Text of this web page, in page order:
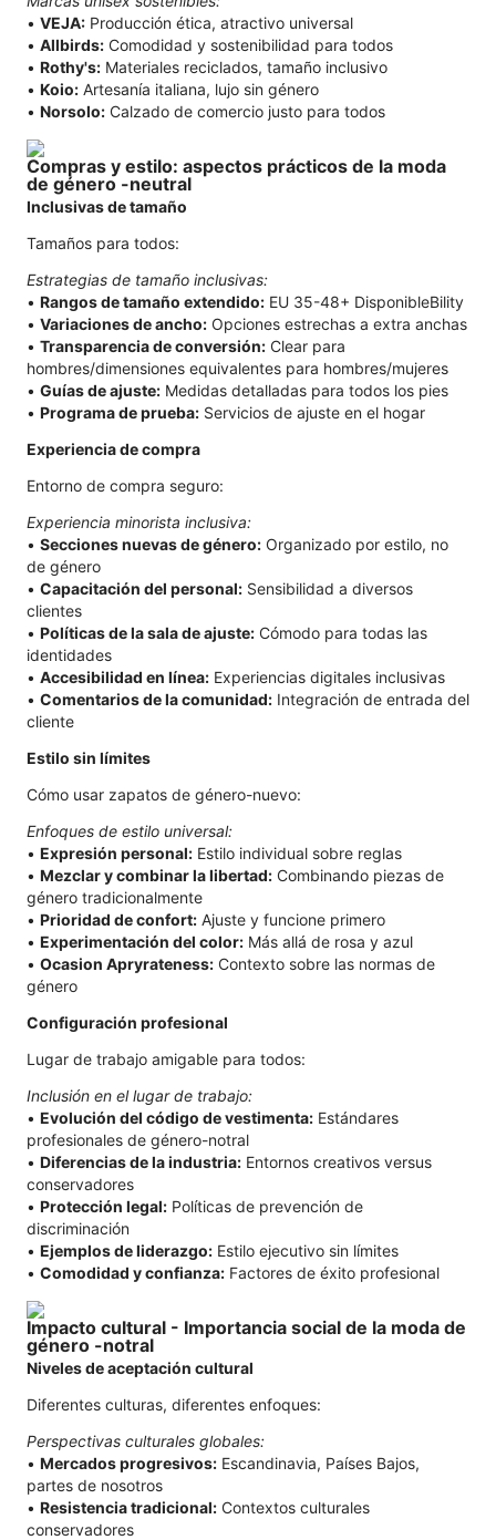
• VEJA: Producción ética, atractivo universal
• Allbirds: Comodidad y sostenibilidad para todos
• Rothy's: Materiales reciclados, tamaño inclusivo
• Koio: Artesanía italiana, lujo sin género
• Norsolo: Calzado de comercio justo para todos
Compras y estilo: aspectos prácticos de la moda
de género -neutral
Inclusivas de tamaño
Tamaños para todos:
Estrategias de tamaño inclusivas:
• Rangos de tamaño extendido: EU 35-48+ DisponibleBility
• Variaciones de ancho: Opciones estrechas a extra anchas
• Transparencia de conversión: Clear para
hombres/dimensiones equivalentes para hombres/mujeres
• Guías de ajuste: Medidas detalladas para todos los pies
• Programa de prueba: Servicios de ajuste en el hogar
Experiencia de compra
Entorno de compra seguro:
Experiencia minorista inclusiva:
• Secciones nuevas de género: Organizado por estilo, no
de género
• Capacitación del personal: Sensibilidad a diversos
clientes
• Políticas de la sala de ajuste: Cómodo para todas las
identidades
• Accesibilidad en línea: Experiencias digitales inclusivas
• Comentarios de la comunidad: Integración de entrada del
cliente
Estilo sin límites
Cómo usar zapatos de género-nuevo:
Enfoques de estilo universal:
• Expresión personal: Estilo individual sobre reglas
• Mezclar y combinar la libertad: Combinando piezas de
género tradicionalmente
• Prioridad de confort: Ajuste y funcione primero
• Experimentación del color: Más allá de rosa y azul
• Ocasion Apryrateness: Contexto sobre las normas de
género
Configuración profesional
Lugar de trabajo amigable para todos:
Inclusión en el lugar de trabajo:
• Evolución del código de vestimenta: Estándares
profesionales de género-notral
• Diferencias de la industria: Entornos creativos versus
conservadores
• Protección legal: Políticas de prevención de
discriminación
• Ejemplos de liderazgo: Estilo ejecutivo sin límites
• Comodidad y confianza: Factores de éxito profesional
Impacto cultural - Importancia social de la moda de
género -notral
Niveles de aceptación cultural
Diferentes culturas, diferentes enfoques:
Perspectivas culturales globales:
• Mercados progresivos: Escandinavia, Países Bajos,
partes de nosotros
• Resistencia tradicional: Contextos culturales
conservadores